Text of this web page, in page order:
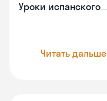
Уроки испанского
Читать дальше